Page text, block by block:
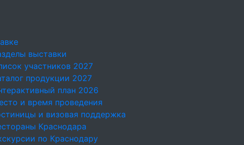
выставки
участников 2027
продукции 2027
план 2026
и время проведения
и визовая поддержка
Краснодара
по Краснодару